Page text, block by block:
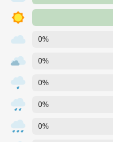
0%
0%
0%
0%
0%